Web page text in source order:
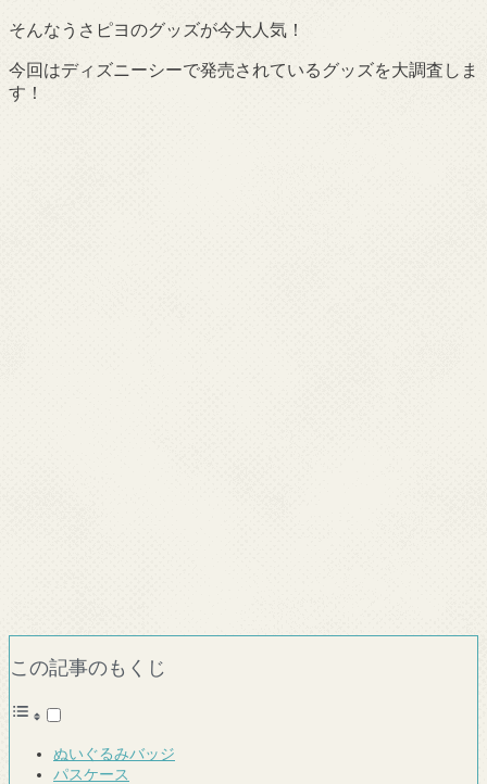
そんなうさピヨのグッズが今大人気！
今回はディズニーシーで発売されているグッズを大調査しま
す！
この記事のもくじ
ぬいぐるみバッジ
パスケース